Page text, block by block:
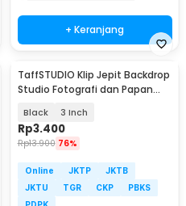
+ Keranjang
TaffSTUDIO Klip Jepit Backdrop
Studio Fotografi dan Papan
Black 3 Inch
Rp3.400
Rp13.900 76%
Online JKTP
JKTB
JKTU
TGR CKP
PBKS